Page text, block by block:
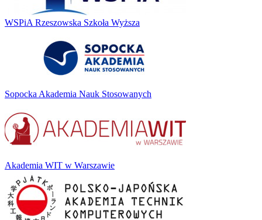
WSPiA Rzeszowska Szkoła Wyższa
Sopocka Akademia Nauk Stosowanych
Akademia WIT w Warszawie